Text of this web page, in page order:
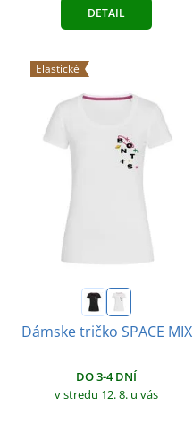
DETAIL
Elastické
Dámske tričko SPACE MIX
DO 3-4 DNÍ
v stredu 12. 8. u vás